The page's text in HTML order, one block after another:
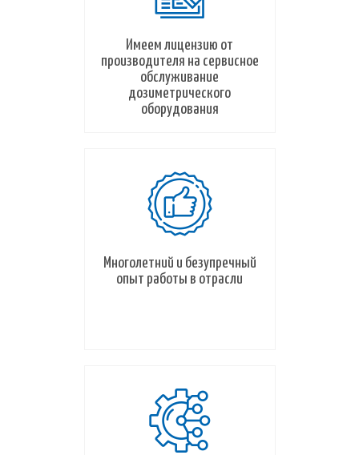
Имеем лицензию от
производителя на сервисное
обслуживание
дозиметрического
оборудования
Многолетний и безупречный
опыт работы в отрасли